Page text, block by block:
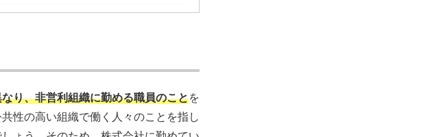
り、非営利組織に勤める職員のことを
性の高い組織で働く人々のことを指し